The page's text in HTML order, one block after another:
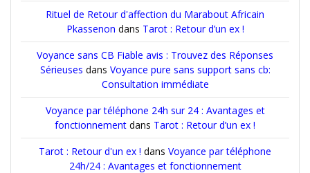
Rituel de Retour d'affection du Marabout Africain
Pkassenon dans Tarot : Retour d’un ex !
Voyance sans CB Fiable avis : Trouvez des Réponses
Sérieuses dans Voyance pure sans support sans cb:
Consultation immédiate
Voyance par téléphone 24h sur 24 : Avantages et
fonctionnement dans Tarot : Retour d’un ex !
Tarot : Retour d'un ex ! dans Voyance par téléphone
24h/24 : Avantages et fonctionnement